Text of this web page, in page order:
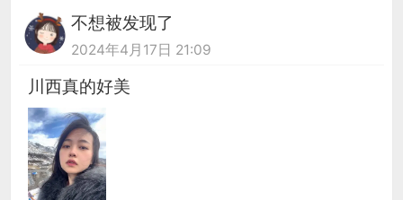
不想被发现了
2024年4月17日 21:09
川西真的好美